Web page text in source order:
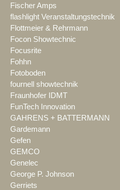
Fischer Amps
flashlight Veranstaltungstechnik
Flottmeier & Rehrmann
Focon Showtechnic
Focusrite
Fohhn
Fotoboden
fournell showtechnik
Fraunhofer IDMT
FunTech Innovation
GAHRENS + BATTERMANN
Gardemann
Gefen
GEMCO
Genelec
George P. Johnson
Gerriets